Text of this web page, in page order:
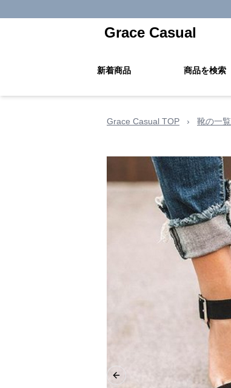
Grace Casual
新着商品 商品を検索
Grace Casual TOP › 靴の一覧
Previous slide